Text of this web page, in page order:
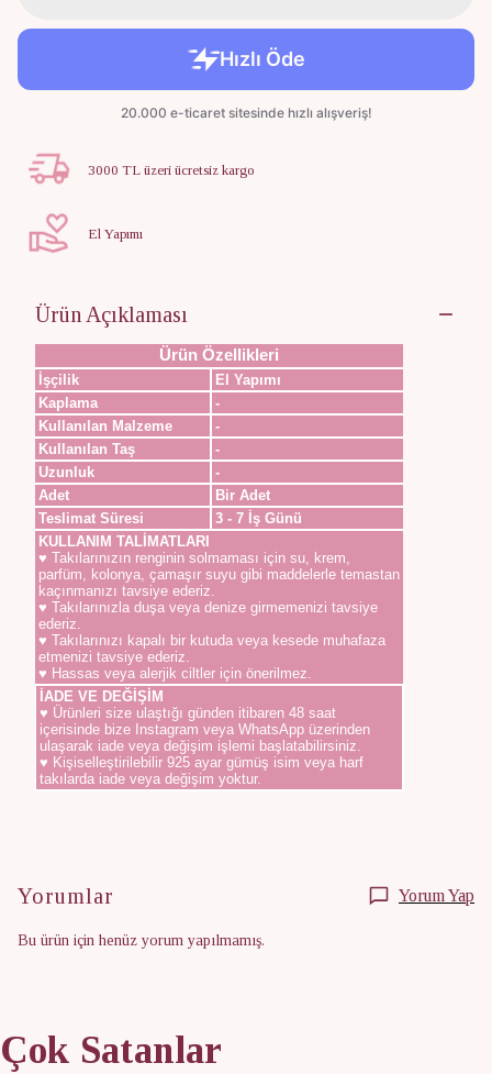
3000 TL üzeri ücretsiz kargo
El Yapımı
Ürün Açıklaması
Ürün Özellikleri
İşçilik
El Yapımı
Kaplama
-
Kullanılan Malzeme
-
Kullanılan Taş
-
Uzunluk
-
Adet
Bir Adet
Teslimat Süresi
3 - 7 İş Günü
KULLANIM TALİMATLARI
♥ Takılarınızın renginin solmaması için su, krem,
parfüm, kolonya, çamaşır suyu gibi maddelerle temastan
kaçınmanızı tavsiye ederiz.
♥ Takılarınızla duşa veya denize girmemenizi tavsiye
ederiz.
♥ Takılarınızı kapalı bir kutuda veya kesede muhafaza
etmenizi tavsiye ederiz.
♥ Hassas veya alerjik ciltler için önerilmez.
İADE VE DEĞİŞİM
♥ Ürünleri size ulaştığı günden itibaren 48 saat
içerisinde bize Instagram veya WhatsApp üzerinden
ulaşarak iade veya değişim işlemi başlatabilirsiniz.
♥ Kişiselleştirilebilir 925 ayar gümüş isim veya harf
takılarda iade veya değişim yoktur.
Yorumlar Yorum Yap
Bu ürün için henüz yorum yapılmamış.
Çok Satanlar